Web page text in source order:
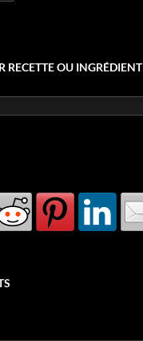
RECETTE OU INGRÉDIENT